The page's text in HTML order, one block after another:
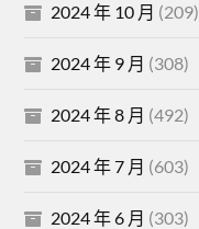
2024 年 10 月 (209)
2024 年 9 月 (308)
2024 年 8 月 (492)
2024 年 7 月 (603)
2024 年 6 月 (303)